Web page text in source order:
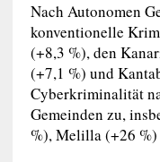
Nach Autonomen
konventionelle
(+8,3 %), den
(+7,1 %) und
Cyberkriminalität
Gemeinden zu,
%), Melilla (+26